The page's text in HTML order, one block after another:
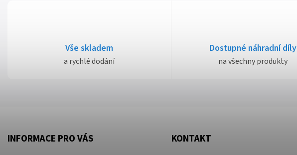
Vše skladem
a rychlé dodání
Dostupné náhradní díly
na všechny produkty
INFORMACE PRO VÁS KONTAKT